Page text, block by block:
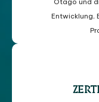
Otago und
Entwicklung,